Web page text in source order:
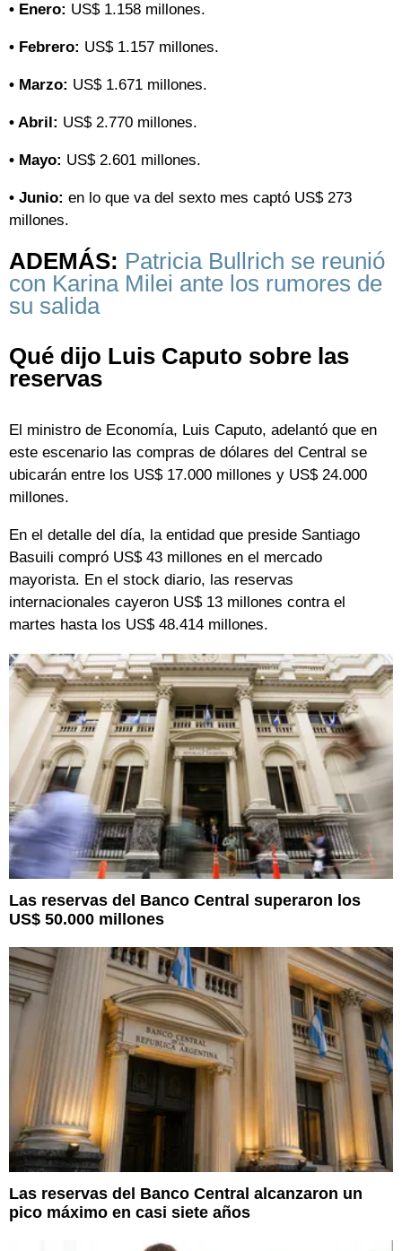
• Enero: US$ 1.158 millones.
• Febrero: US$ 1.157 millones.
• Marzo: US$ 1.671 millones.
• Abril: US$ 2.770 millones.
• Mayo: US$ 2.601 millones.
• Junio: en lo que va del sexto mes captó US$ 273
millones.
ADEMÁS: Patricia Bullrich se reunió
con Karina Milei ante los rumores de
su salida
Qué dijo Luis Caputo sobre las
reservas
El ministro de Economía, Luis Caputo, adelantó que en
este escenario las compras de dólares del Central se
ubicarán entre los US$ 17.000 millones y US$ 24.000
millones.
En el detalle del día, la entidad que preside Santiago
Basuili compró US$ 43 millones en el mercado
mayorista. En el stock diario, las reservas
internacionales cayeron US$ 13 millones contra el
martes hasta los US$ 48.414 millones.
Las reservas del Banco Central superaron los
US$ 50.000 millones
Las reservas del Banco Central alcanzaron un
pico máximo en casi siete años